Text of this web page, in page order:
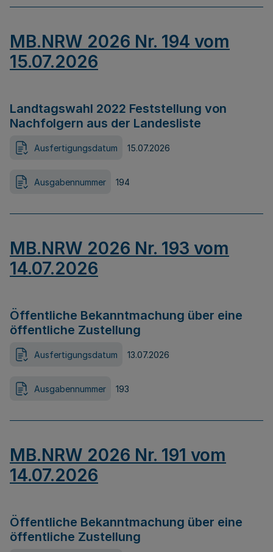
MB.NRW 2026 Nr. 194 vom
15.07.2026
Landtagswahl 2022 Feststellung von
Nachfolgern aus der Landesliste
Ausfertigungsdatum 15.07.2026
Ausgabennummer 194
MB.NRW 2026 Nr. 193 vom
14.07.2026
Öffentliche Bekanntmachung über eine
öffentliche Zustellung
Ausfertigungsdatum 13.07.2026
Ausgabennummer 193
MB.NRW 2026 Nr. 191 vom
14.07.2026
Öffentliche Bekanntmachung über eine
öffentliche Zustellung